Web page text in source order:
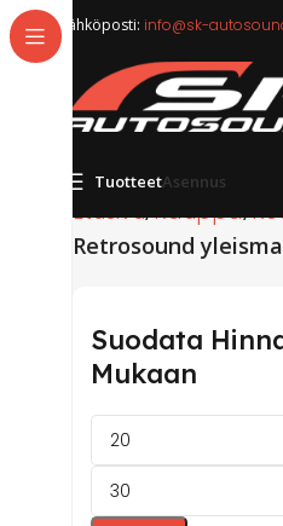
Sähköposti: info@sk-
TuotteetAsennus
Etusivu Kauppa
Retrosound
Suodata
Mukaan